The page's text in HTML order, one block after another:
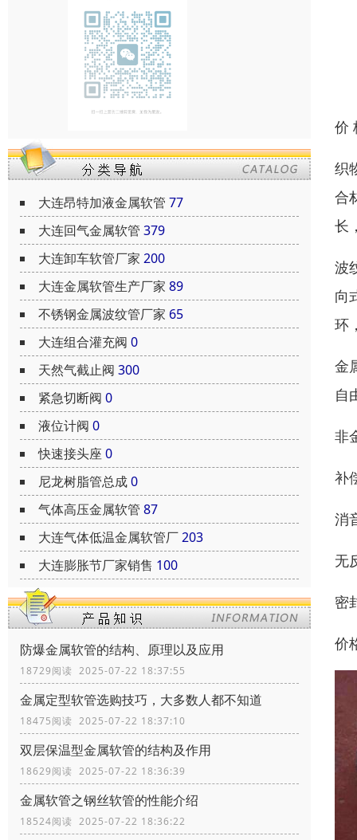
大连昂特加液金属软管 77
大连回气金属软管 379
大连卸车软管厂家 200
大连金属软管生产厂家 89
不锈钢金属波纹管厂家 65
大连组合灌充阀 0
天然气截止阀 300
紧急切断阀 0
液位计阀 0
快速接头座 0
尼龙树脂管总成0
气体高压金属软管 87
大连气体低温金属软管厂203
大连膨胀节厂家销售 100
防爆金属软管的结构、原理以及应用
18729阅读 2025-07-22 18:37:55
金属定型软管选购技巧，大多数人都不知道
18475阅读 2025-07-22 18:37:10
双层保温型金属软管的结构及作用
18629阅读 2025-07-22 18:36:39
金属软管之钢丝软管的性能介绍
18524阅读 2025-07-22 18:36:22
价
织
合
长
波
向
环
金
自
非
补
消
无
密
价